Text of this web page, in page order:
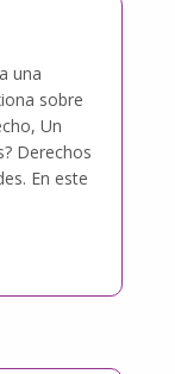
una
sobre
Un
Derechos
En este